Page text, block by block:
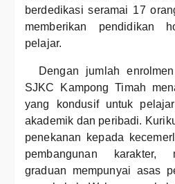
berdedikasi seramai 17
memberikan pendidikan
pelajar.
Dengan jumlah
SJKC Kampong Timah
yang kondusif untuk
akademik dan peribadi.
penekanan kepada
pembangunan karakter,
graduan mempunyai asas